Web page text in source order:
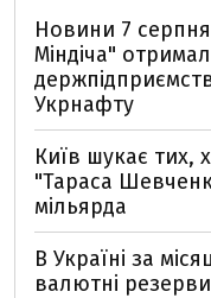
Новини 7
Міндіча"
Укрнафту
Київ шукає тих,
"Тараса
мільярда
В Україні за
валютні резерви